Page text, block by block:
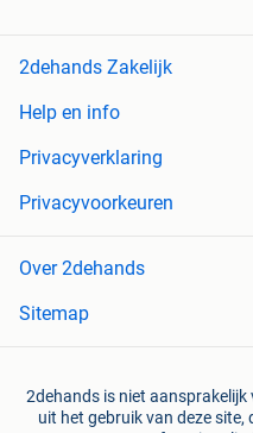
2dehands Zakelijk
Help en info
Privacyverklaring
Privacyvoorkeuren
Over 2dehands
Sitemap
2dehands is niet
uit het gebruik van deze